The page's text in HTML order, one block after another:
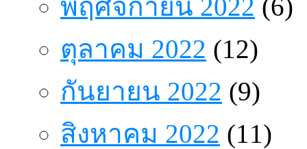
พฤศจิกายน 2022 (6)
ตุลาคม 2022 (12)
กันยายน 2022 (9)
สิงหาคม 2022 (11)